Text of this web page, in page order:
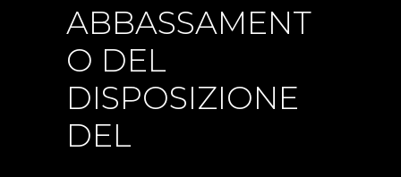
ABBASSAMENT
O DEL
DISPOSIZIONE
DEL